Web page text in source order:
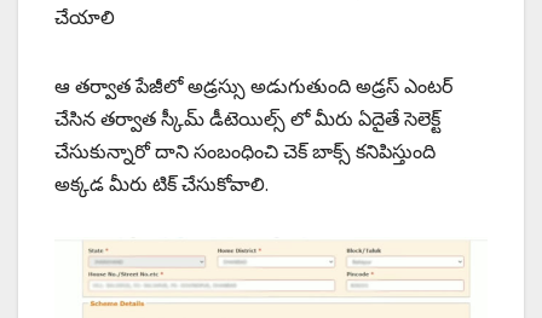
చేయాలి
ఆ తర్వాత పేజీలో అడ్రస్సు అడుగుతుంది అడ్రస్ ఎంటర్
చేసిన తర్వాత స్కీమ్ డీటెయిల్స్ లో మీరు ఏదైతే సెలెక్ట్
చేసుకున్నారో దాని సంబంధించి చెక్ బాక్స్ కనిపిస్తుంది
అక్కడ మీరు టిక్ చేసుకోవాలి.